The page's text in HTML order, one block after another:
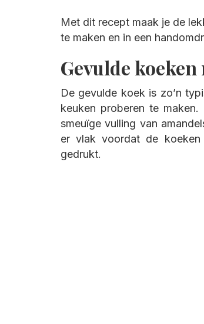
Met dit recept maak je de
te maken en in een
Gevulde koeken
De gevulde koek is zo’n
keuken proberen te
smeuïge vulling van
er vlak voordat de koeken
gedrukt.